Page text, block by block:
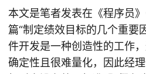
本文是笔者发表在《程序员
篇“制定绩效目标的几个重要
件开发是一种创造性的工作
确定性且很难量化，因此经